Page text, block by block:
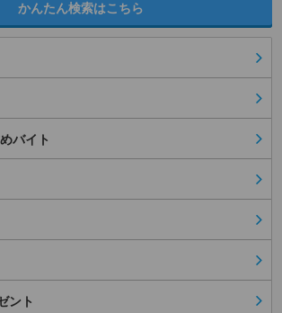
かんたん検索はこちら
バイト
ント